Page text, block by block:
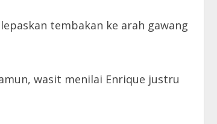
tembakan ke arah gawang
wasit menilai Enrique justru